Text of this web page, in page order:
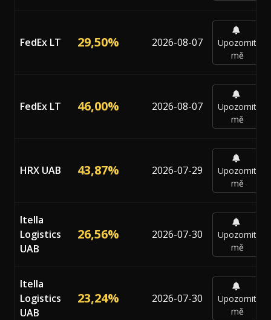
FedEx LT 29,50% 2026-08-07
Upozornit
mě
FedEx LT 46,00% 2026-08-07
Upozornit
mě
HRX UAB 43,87% 2026-07-29
Upozornit
mě
Itella
Logistics
UAB
26,56% 2026-07-30
Upozornit
mě
Itella
Logistics
UAB
23,24% 2026-07-30
Upozornit
mě